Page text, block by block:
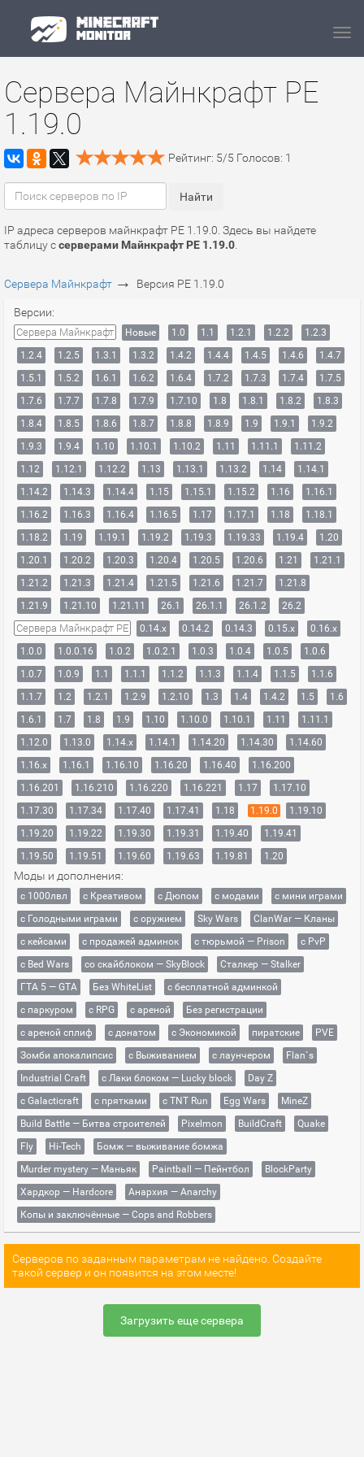
Сервера Майнкрафт PE
1.19.0
Рейтинг: 5/5 Голосов: 1
IP адреса серверов майнкрафт PE 1.19.0. Здесь вы найдете
таблицу ссерверами Майнкрафт PE 1.19.0
Сервера Майнкрафт → Версия PE 1.19.0
Версии:
Сервера Майнкрафт Новые 1.0 1.1 1.2.1 1.2.2
1.2.3
1.2.4
1.2.5 1.3.1 1.3.2 1.4.2 1.4.4 1.4.5 1.4.6
1.4.7
1.5.1
1.5.2 1.6.1 1.6.2 1.6.4 1.7.2 1.7.3 1.7.4
1.7.5
1.7.6
1.7.7 1.7.8 1.7.9 1.7.10 1.8 1.8.1 1.8.2
1.8.3
1.8.4
1.8.5 1.8.6 1.8.7 1.8.8 1.8.9 1.9 1.9.1
1.9.2
1.9.3
1.9.4 1.10 1.10.1 1.10.2 1.11 1.11.1
1.11.2
1.12
1.12.1 1.12.2 1.13 1.13.1 1.13.2 1.14
1.14.1
1.14.2
1.14.3 1.14.4 1.15 1.15.1 1.15.2 1.16
1.16.1
1.16.2
1.16.3 1.16.4 1.16.5 1.17 1.17.1 1.18
1.18.1
1.18.2
1.19 1.19.1 1.19.2 1.19.3 1.19.33 1.19.4
1.20
1.20.1
1.20.2 1.20.3 1.20.4 1.20.5 1.20.6 1.21
1.21.1
1.21.2
1.21.3 1.21.4 1.21.5 1.21.6 1.21.7
1.21.8
1.21.9
1.21.10 1.21.11 26.1 26.1.1 26.1.2 26.2
Сервера Майнкрафт PE 0.14.x 0.14.2 0.14.3 0.15.x
0.16.x
1.0.0
1.0.0.16 1.0.2 1.0.2.1 1.0.3 1.0.4 1.0.5
1.0.6
1.0.7
1.0.9 1.1 1.1.1 1.1.2 1.1.3 1.1.4 1.1.5
1.1.6
1.1.7
1.2 1.2.1 1.2.9 1.2.10 1.3 1.4 1.4.2 1.5
1.6
1.6.1
1.7 1.8 1.9 1.10 1.10.0 1.10.1 1.11
1.11.1
1.12.0
1.13.0 1.14.x 1.14.1 1.14.20 1.14.30
1.14.60
1.16.x
1.16.1 1.16.10 1.16.20 1.16.40
1.16.200
1.16.201
1.16.210 1.16.220 1.16.221 1.17
1.17.10
1.17.30
1.17.34 1.17.40 1.17.41 1.18 1.19.0
1.19.10
1.19.20
1.19.22 1.19.30 1.19.31 1.19.40
1.19.41
1.19.50
1.19.51 1.19.60 1.19.63 1.19.81 1.20
Моды и дополнения:
с 1000лвл c Креативом с Дюпом с модами
с мини играми
с Голодными играми
с оружием Sky Wars
ClanWar — Кланы
с кейсами
с продажей админок с тюрьмой — Prison
с PvP
с Bed Wars
со скайблоком — SkyBlock
Сталкер — Stalker
ГТА 5 — GTA
Без WhiteList
с бесплатной админкой
с паркуром
с RPG с ареной
Без регистрации
с ареной сплиф
с донатом с Экономикой пиратские
PVE
Зомби апокалипсис
с Выживанием с лаунчером
Flan`s
Industrial Craft
с Лаки блоком — Lucky block
Day Z
с Galacticraft
с прятками с TNT Run Egg Wars
MineZ
Build Battle — Битва строителей
Pixelmon BuildCraft
Quake
Fly
Hi-Tech
Бомж — выживание бомжа
Murder mystery — Маньяк
Paintball — Пейнтбол
BlockParty
Хардкор — Hardcore
Анархия — Anarchy
Копы и заключённые — Cops and Robbers
Серверов по заданным параметрам не найдено. Создайте
такой сервер и он появится на этом месте!
Загрузить еще сервера